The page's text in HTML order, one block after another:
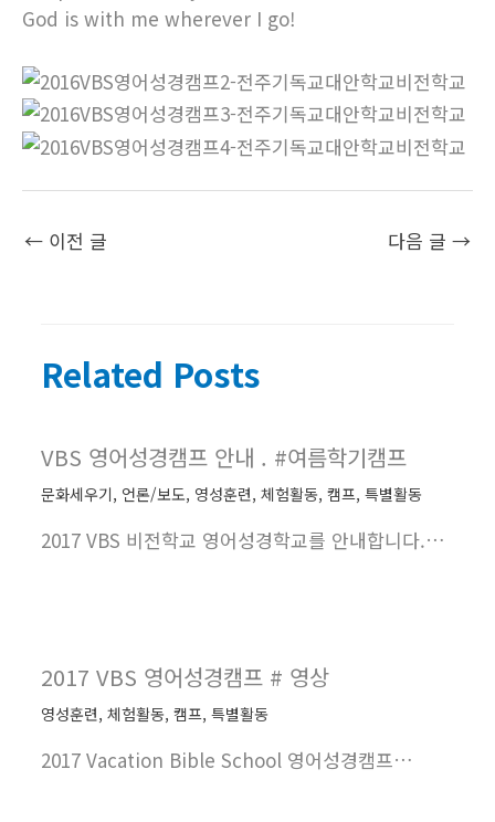
God is with me wherever I go!
← 이전 글 다음 글 →
Related Posts
VBS 영어성경캠프 안내 . #여름학기캠프
문화세우기, 언론/보도, 영성훈련, 체험활동, 캠프, 특별활동
2017 VBS 비전학교 영어성경학교를 안내합니다.…
2017 VBS 영어성경캠프 # 영상
영성훈련, 체험활동, 캠프, 특별활동
2017 Vacation Bible School 영어성경캠프…